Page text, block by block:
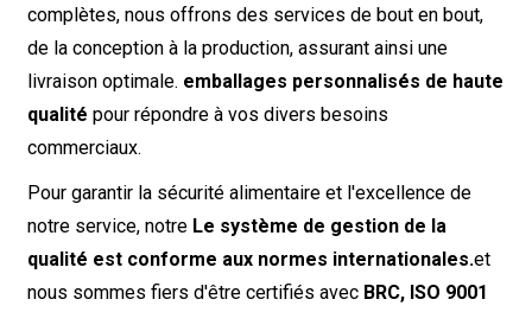
complètes, nous offrons des services de bout en bout,
de la conception à la production, assurant ainsi une
livraison optimale. emballages personnalisés de haute
qualité pour répondre à vos divers besoins
commerciaux.
Pour garantir la sécurité alimentaire et l'excellence de
notre service, notre Le système de gestion de la
qualité est conforme aux normes internationales.et
nous sommes fiers d'être certifiés avec BRC, ISO 9001